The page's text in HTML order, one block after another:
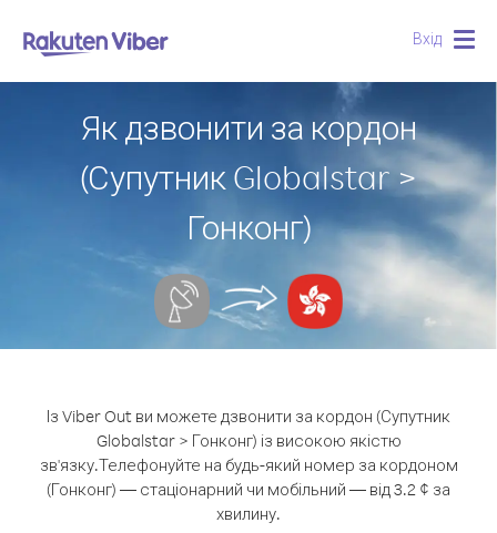
Вхід
Як дзвонити за кордон
(Супутник Globalstar >
Гонконг)
Із Viber Out ви можете дзвонити за кордон (Супутник
Globalstar > Гонконг) із високою якістю
зв'язку.Телефонуйте на будь-який номер за кордоном
(Гонконг) — стаціонарний чи мобільний — від 3.2 ¢ за
хвилину.